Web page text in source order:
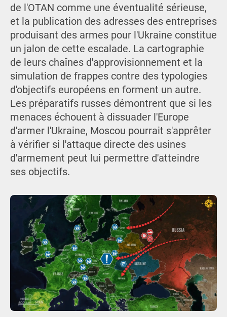
de l'OTAN comme une éventualité sérieuse,
et la publication des adresses des entreprises
produisant des armes pour l'Ukraine constitue
un jalon de cette escalade. La cartographie
de leurs chaînes d'approvisionnement et la
simulation de frappes contre des typologies
d'objectifs européens en forment un autre.
Les préparatifs russes démontrent que si les
menaces échouent à dissuader l'Europe
d'armer l'Ukraine, Moscou pourrait s'apprêter
à vérifier si l'attaque directe des usines
d'armement peut lui permettre d'atteindre
ses objectifs.